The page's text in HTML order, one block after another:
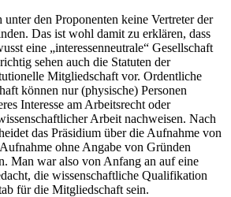
den Proponenten keine Vertreter der
Das ist wohl damit zu erklären, dass
eine „interessenneutrale“ Gesellschaft
sehen auch die Statuten der
Mitgliedschaft vor. Ordentliche
können nur (physische) Personen
Interesse am Arbeitsrecht oder
Arbeit nachweisen. Nach
das Präsidium über die Aufnahme von
ohne Angabe von Gründen
Man war also von Anfang an auf eine
die wissenschaftliche Qualifikation
für die Mitgliedschaft sein.